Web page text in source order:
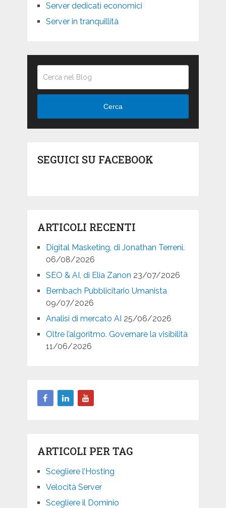
Server dedicati economici
Server in tranquillità
Cerca
SEGUICI SU FACEBOOK
ARTICOLI RECENTI
Digital Masketing, di Jonathan Terreni.
06/08/2026
SEO & AI, di Elia Zanon 23/07/2026
Bernbach Pubblicitario Umanista
09/07/2026
Analisi di mercato AI 25/06/2026
Oltre l’algoritmo. Governare la visibilità
11/06/2026
ARTICOLI PER TAG
Scegliere l’Hosting
Velocità Server
Scegliere il Dominio